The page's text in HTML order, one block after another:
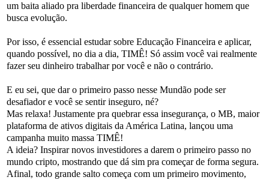
um baita aliado pra liberdade financeira de qualquer homem que
busca evolução.
Por isso, é essencial estudar sobre Educação Financeira e aplicar,
quando possível, no dia a dia, TIMÊ! Só assim você vai realmente
fazer seu dinheiro trabalhar por você e não o contrário.
E eu sei, que dar o primeiro passo nesse Mundão pode ser
desafiador e você se sentir inseguro, né?
Mas relaxa! Justamente pra quebrar essa insegurança, o MB, maior
plataforma de ativos digitais da América Latina, lançou uma
campanha muito massa TIMÊ!
A ideia? Inspirar novos investidores a darem o primeiro passo no
mundo cripto, mostrando que dá sim pra começar de forma segura.
Afinal, todo grande salto começa com um primeiro movimento,